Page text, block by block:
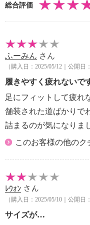
※サイズはインソー
【重さ】
【メンテナンス】
・摩擦による色落ち、
【原産国（地）】
・日本製
総合評価
ふーみん さん
（購入日：2025/05/12｜公開日
履きやすく疲れないで
足にフィットして疲れ
舗装された道ばかりで
詰まるのが気になりま
このお客様の他のク
ﾚｳｫﾝ さん
（購入日：2025/05/10｜公開日
サイズが…